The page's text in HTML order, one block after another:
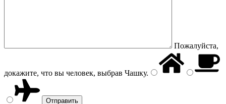
Пожалуйста,
докажите, что вы человек, выбрав Чашку.